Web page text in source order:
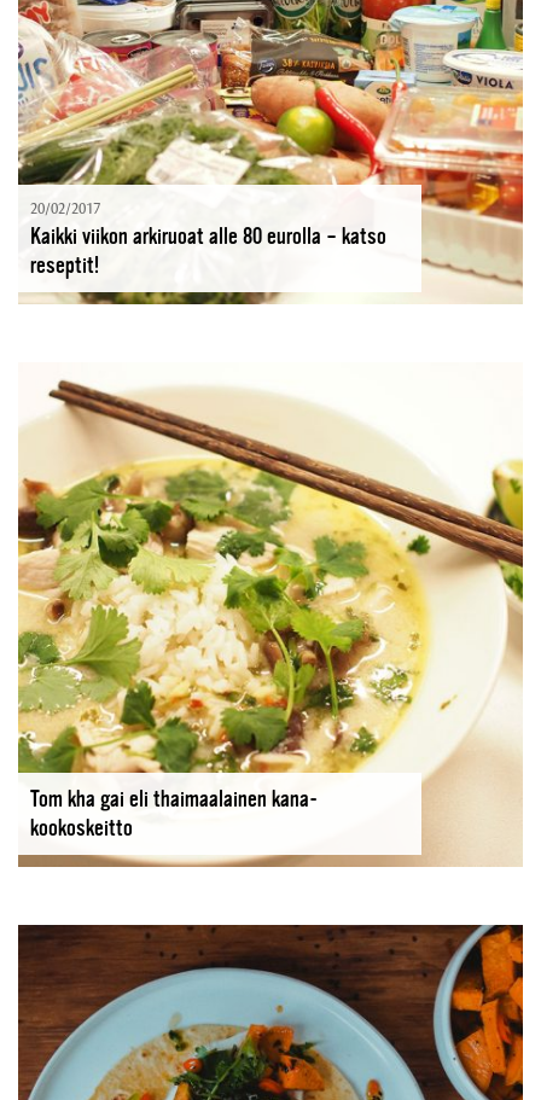
20/02/2017
Kaikki viikon arkiruoat alle 80 eurolla – katso
reseptit!
Tom kha gai eli thaimaalainen kana-
kookoskeitto